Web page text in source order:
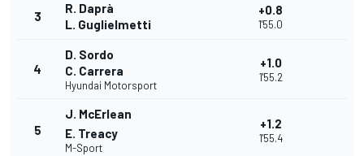
3
R. Daprà
L. Guglielmetti
+0.8
1'55.0
4
D. Sordo
C. Carrera
Hyundai Motorsport
+1.0
1'55.2
5
J. McErlean
E. Treacy
M-Sport
+1.2
1'55.4